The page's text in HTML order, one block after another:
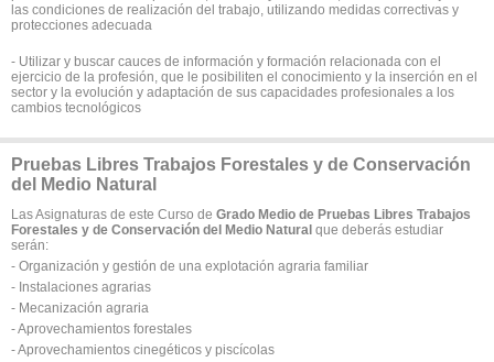
las condiciones de realización del trabajo, utilizando medidas correctivas y
protecciones adecuada
- Utilizar y buscar cauces de información y formación relacionada con el
ejercicio de la profesión, que le posibiliten el conocimiento y la inserción en el
sector y la evolución y adaptación de sus capacidades profesionales a los
cambios tecnológicos
Pruebas Libres Trabajos Forestales y de Conservación
del Medio Natural
Las Asignaturas de este Curso de Grado Medio de Pruebas Libres Trabajos
Forestales y de Conservación del Medio Natural que deberás estudiar
serán:
- Organización y gestión de una explotación agraria familiar
- Instalaciones agrarias
- Mecanización agraria
- Aprovechamientos forestales
- Aprovechamientos cinegéticos y piscícolas